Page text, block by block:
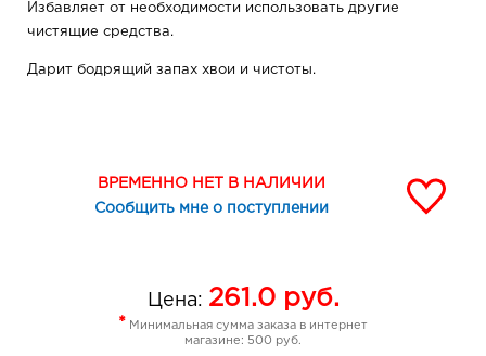
Избавляет от необходимости использовать другие
чистящие средства.
Дарит бодрящий запах хвои и чистоты.
Для ежедневной уборки развести 60 мл средства в 5 л
ВРЕМЕННО НЕТ В НАЛИЧИИ
Сообщить мне о поступлении
Цена: 261.0руб.
* Минимальная сумма заказа в интернет
магазине: 500 руб.